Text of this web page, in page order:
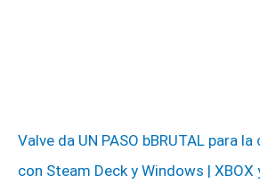
Valve da UN PASO bBRUTAL para
con Steam Deck y Windows | XBOX